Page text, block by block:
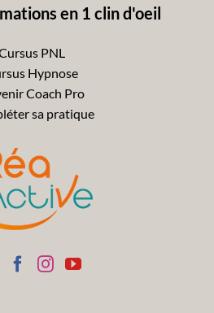
en 1 clin d'oeil
PNL
Hypnose
Coach Pro
sa pratique